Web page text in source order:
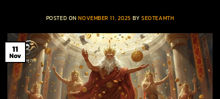
POSTED ONNOVEMBER 11, 2025 BYSEOTEAMTH
11
Nov